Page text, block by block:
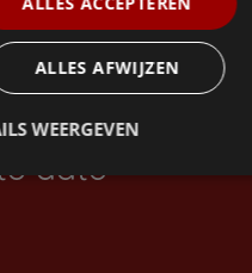
date
ALLES AFWIJZEN
WEERGEVEN